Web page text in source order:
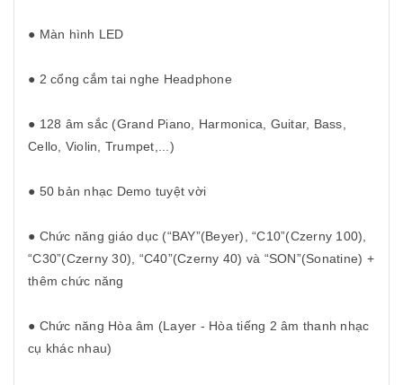
● Màn hình LED
● 2 cổng cắm tai nghe Headphone
● 128 âm sắc (Grand Piano, Harmonica, Guitar, Bass,
Cello, Violin, Trumpet,...)
● 50 bản nhạc Demo tuyệt vời
● Chức năng giáo dục (“BAY”(Beyer), “C10”(Czerny 100),
“C30”(Czerny 30), “C40”(Czerny 40) và “SON”(Sonatine) +
thêm chức năng
● Chức năng Hòa âm (Layer - Hòa tiếng 2 âm thanh nhạc
cụ khác nhau)